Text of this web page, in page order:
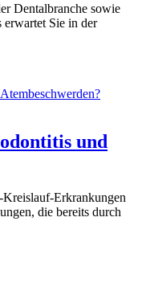
Dentalbranche sowie
erwartet Sie in der
und
Erkrankungen
die bereits durch